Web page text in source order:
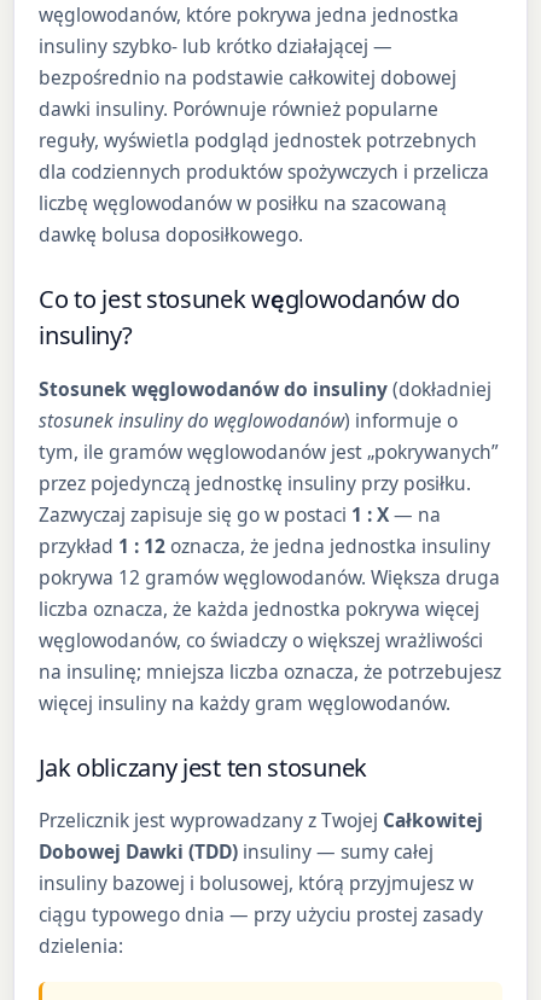
węglowodanów, które pokrywa jedna jednostka
insuliny szybko- lub krótko działającej —
bezpośrednio na podstawie całkowitej dobowej
dawki insuliny. Porównuje również popularne
reguły, wyświetla podgląd jednostek potrzebnych
dla codziennych produktów spożywczych i przelicza
liczbę węglowodanów w posiłku na szacowaną
dawkę bolusa doposiłkowego.
Co to jest stosunek węglowodanów do
insuliny?
Stosunek węglowodanów do insuliny(dokładniej
stosunek insuliny do węglowodanów) informuje o
tym, ile gramów węglowodanów jest „pokrywanych”
przez pojedynczą jednostkę insuliny przy posiłku.
Zazwyczaj zapisuje się go w postaci 1 : X— na
przykład 1 : 12 oznacza, że jedna jednostka insuliny
pokrywa 12 gramów węglowodanów. Większa druga
liczba oznacza, że każda jednostka pokrywa więcej
węglowodanów, co świadczy o większej wrażliwości
na insulinę; mniejsza liczba oznacza, że potrzebujesz
więcej insuliny na każdy gram węglowodanów.
Jak obliczany jest ten stosunek
Przelicznik jest wyprowadzany z Twojej Całkowitej
Dobowej Dawki (TDD) insuliny — sumy całej
insuliny bazowej i bolusowej, którą przyjmujesz w
ciągu typowego dnia — przy użyciu prostej zasady
dzielenia: